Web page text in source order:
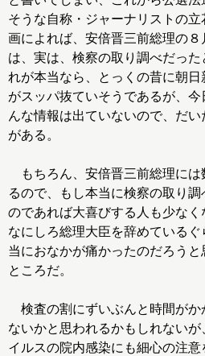
そうな自称・ジャーナリストの立
画によれば、安倍晋三前総理の８
は、実は、検察の取り調べだった
れが本当なら、とっくの昔に朝日
がスッパ抜ていそうであるが、今
んな情報は出ていないので、だ
がある。
もちろん、安倍晋三前総理には
るので、もし本当に検察の取り調
のであれば大喜びする人も少なく
なにしろ総理大臣を辞めている
当におなかが痛かったのだろうと
ところだ。
検査の割にずいぶんと時間がか
ないかと思われるかもしれないが
イルスの院内感染にも細心の注